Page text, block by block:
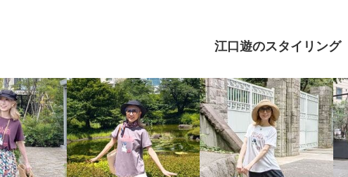
江口遊のスタイリング